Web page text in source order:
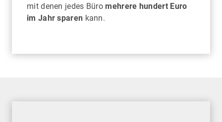
mit denen jedes Büro mehrere hundert Euro
im Jahr sparen kann.